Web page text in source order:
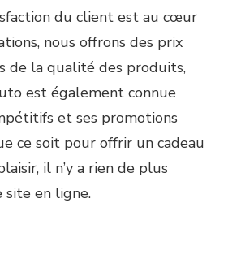
du client est au cœur
nous offrons des prix
de la qualité des produits,
est également connue
et ses promotions
ce soit pour offrir un cadeau
il n’y a rien de plus
en ligne.